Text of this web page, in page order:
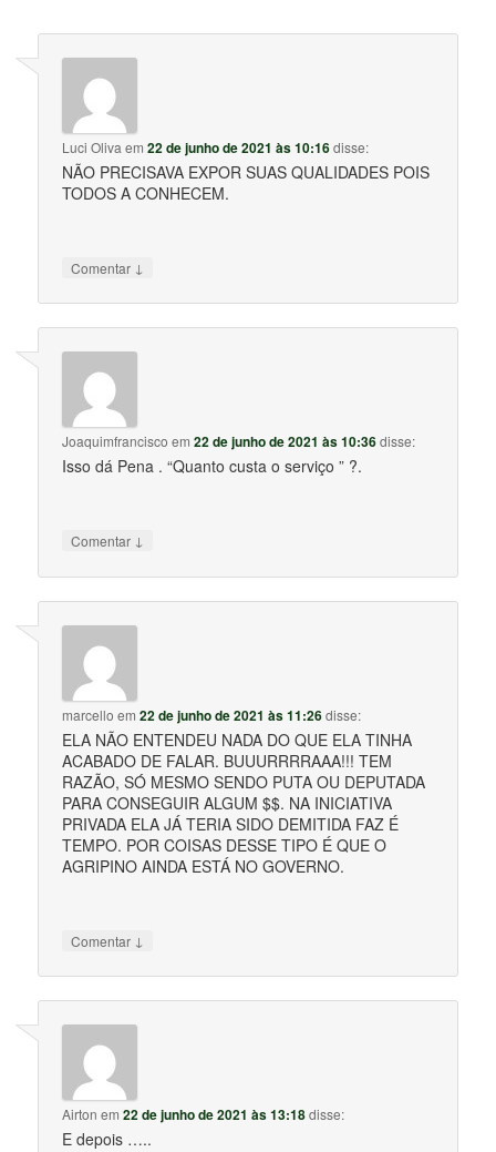
Luci Oliva em22 de junho de 2021 às 10:16disse:
NÃO PRECISAVA EXPOR SUAS QUALIDADES POIS
TODOS A CONHECEM.
Comentar ↓
Joaquimfrancisco em22 de junho de 2021 às 10:36disse:
Isso dá Pena . “Quanto custa o serviço ” ?.
Comentar ↓
marcello em22 de junho de 2021 às 11:26disse:
ELA NÃO ENTENDEU NADA DO QUE ELA TINHA
ACABADO DE FALAR. BUUURRRRAAA!!! TEM
RAZÃO, SÓ MESMO SENDO PUTA OU DEPUTADA
PARA CONSEGUIR ALGUM $$. NA INICIATIVA
PRIVADA ELA JÁ TERIA SIDO DEMITIDA FAZ É
TEMPO. POR COISAS DESSE TIPO É QUE O
AGRIPINO AINDA ESTÁ NO GOVERNO.
Comentar ↓
Airton em22 de junho de 2021 às 13:18disse:
E depois …..